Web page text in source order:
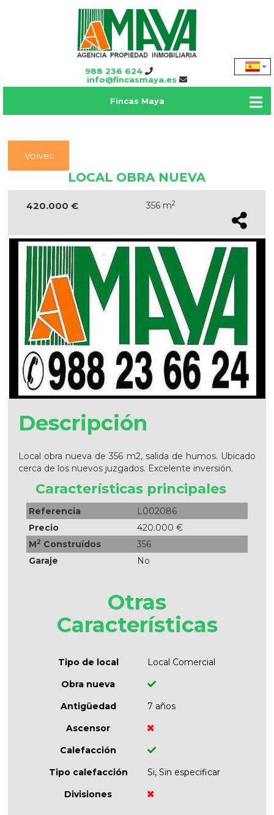
988 236 624
info@fincasmaya.es
Fincas Maya
Volver
LOCAL OBRA NUEVA
420.000 € 356 m2
Descripción
Local obra nueva de 356 m2, salida de humos. Ubicado
cerca de los nuevos juzgados. Excelente inversión.
Características principales
Referencia
L002086
Precio
420.000 €
M2 Construídos
356
Garaje
No
Otras
Características
Tipo de local
Local Comercial
Obra nueva
Antigüedad
7 años
Ascensor
Calefacción
Tipo calefacción
Si, Sin especificar
Divisiones